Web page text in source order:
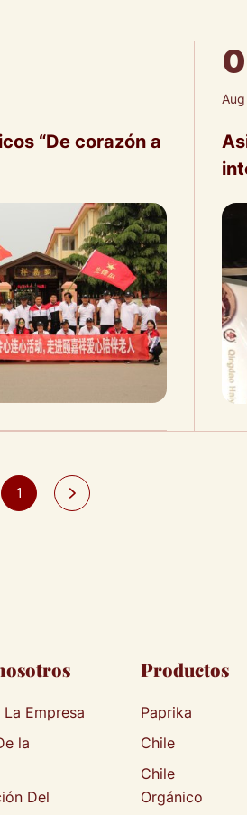
“De corazón a
1
Empresa
la
Del
Productos
Paprika
Chile
Chile
Orgánico